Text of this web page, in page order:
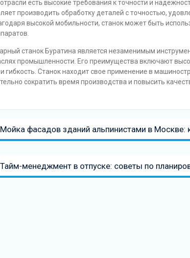
есть высокие требования к точности и
производить обработку деталей с точностью,
высокой мобильности, станок может быть
станок Буратина является незаменимым
промышленности. Его преимущества включают
гибкость. Станок находит свое применение в
сократить время производства и повысить
Предыдущая
Мойка фасадов зданий альпинистами в Москве:
Следующая
Тайм-менеджмент в отпуске: советы по